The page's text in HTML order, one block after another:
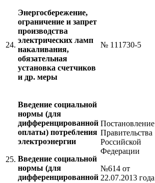
24.
Энергосбережение,
ограничение и запрет
производства
электрических ламп
накаливания,
обязательная
установка счетчиков
и др. меры
№ 111730-5
25.
Введение социальной
нормы (для
дифференцированной
оплаты) потребления
электроэнергии
Введение социальной
нормы (для
дифференцированной
Постановление
Правительства
Российской
Федерации
№614 от
22.07.2013 года